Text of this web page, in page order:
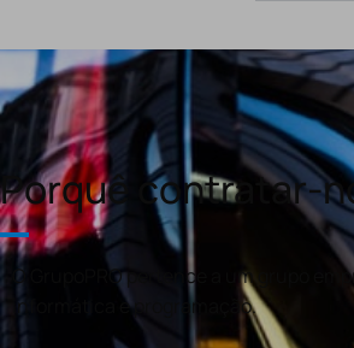
Porquê contratar-
O GrupoPRO pertence a um grupo
informática e programação.